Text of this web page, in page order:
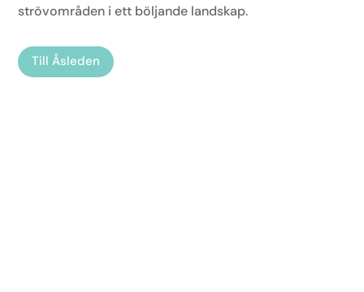
strövområden i ett böljande landskap.
Till Åsleden